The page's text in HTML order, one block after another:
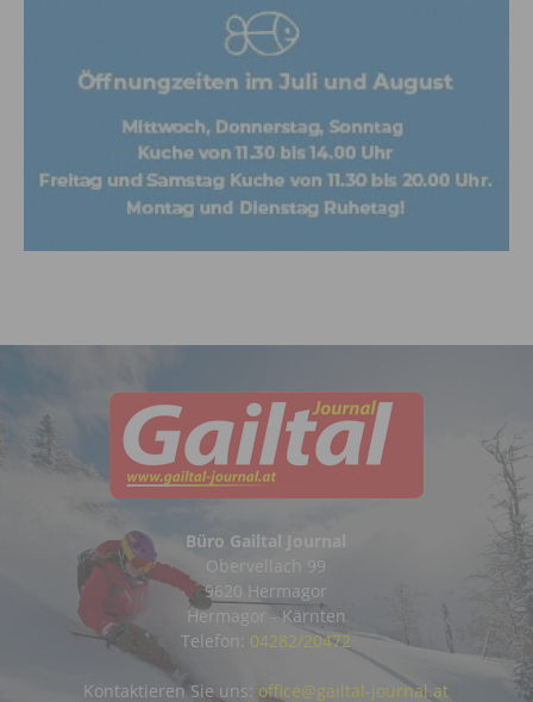
Büro Gailtal Journal
Obervellach 99
9620 Hermagor
Hermagor - Kärnten
Telefon: 04282/20472
Kontaktieren Sie uns: office@gailtal-journal.at